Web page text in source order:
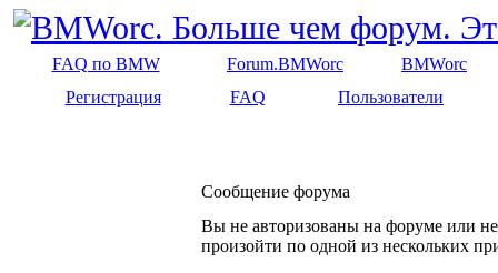
FAQ по BMW Forum.BMWorc
BMWorc
Регистрация
FAQ Пользователи
Сообщение форума
Вы не авторизованы на форуме или
произойти по одной из нескольких